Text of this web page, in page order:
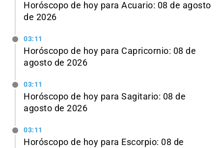
Horóscopo de hoy para Acuario: 08 de agosto
de 2026
03:11
Horóscopo de hoy para Capricornio: 08 de
agosto de 2026
03:11
Horóscopo de hoy para Sagitario: 08 de
agosto de 2026
03:11
Horóscopo de hoy para Escorpio: 08 de